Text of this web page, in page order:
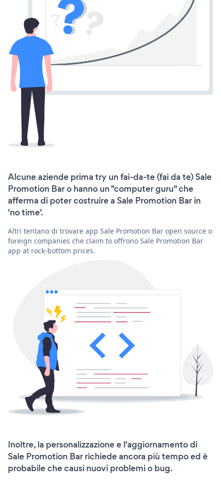
Alcune aziende prima try un fai-da-te (fai da te) Sale
Promotion Bar o hanno un "computer guru" che
afferma di poter costruire a Sale Promotion Bar in
'no time'.
Altri tentano di trovare app Sale Promotion Bar open source o
foreign companies che claim to offrono Sale Promotion Bar
app at rock-bottom prices.
Inoltre, la personalizzazione e l'aggiornamento di
Sale Promotion Bar richiede ancora più tempo ed è
probabile che causi nuovi problemi o bug.